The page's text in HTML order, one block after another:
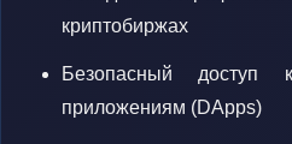
криптобиржах
Безопасный доступ
приложениям (DApps)